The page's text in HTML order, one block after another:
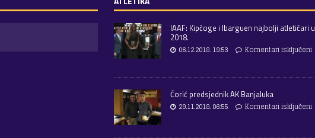
IAAF: Kipčoge i Ibarguen najbolji atletičari u
2018.
06.12.2018. 19:53
Komentari isključeni
Ćorić predsjednik AK Banjaluka
29.11.2018. 06:55
Komentari isključeni